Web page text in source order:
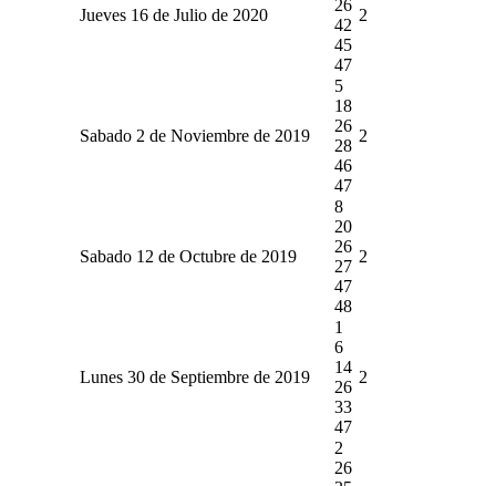
Jueves 16 de Julio de 2020
26
42
45
47
2
Sabado 2 de Noviembre de 2019
5
18
26
28
46
47
2
Sabado 12 de Octubre de 2019
8
20
26
27
47
48
2
Lunes 30 de Septiembre de 2019
1
6
14
26
33
47
2
2
26